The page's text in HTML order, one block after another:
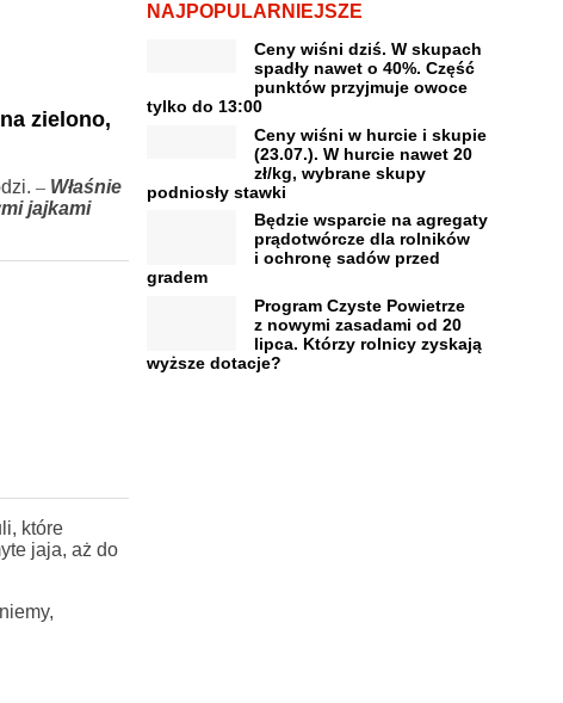
zielono,
– Właśnie
jajkami
które
jaja, aż do
NAJPOPULARNIEJSZE
Ceny wiśni dziś. W skupach
spadły nawet o 40%. Część
punktów przyjmuje owoce
tylko do 13:00
Ceny wiśni w hurcie i skupie
(23.07.). W hurcie nawet 20
zł/kg, wybrane skupy
podniosły stawki
Będzie wsparcie na agregaty
prądotwórcze dla rolników
i ochronę sadów przed
gradem
Program Czyste Powietrze
z nowymi zasadami od 20
lipca. Którzy rolnicy zyskają
wyższe dotacje?